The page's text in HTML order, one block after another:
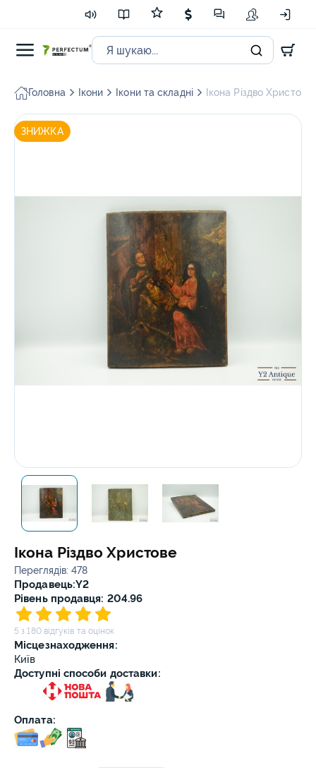
Головна Ікони Ікони та складні Ікона Різдво Христове
ЗНИЖКА
Ікона Різдво Христове
Переглядів: 478
Продавець:Y2
Рівень продавця: 204.96
5 з 180 відгуків та оцінок
Місцезнаходження:
Київ
Доступні способи доставки:
Оплата: